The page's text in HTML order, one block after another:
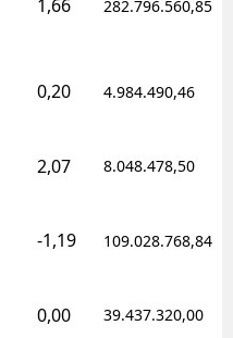
1,66 282.796.560,85
0,20 4.984.490,46
2,07 8.048.478,50
-1,19 109.028.768,84
0,00 39.437.320,00